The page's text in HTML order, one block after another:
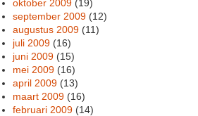
oktober 2009 (19)
september 2009 (12)
augustus 2009 (11)
juli 2009 (16)
juni 2009 (15)
mei 2009 (16)
april 2009 (13)
maart 2009 (16)
februari 2009 (14)